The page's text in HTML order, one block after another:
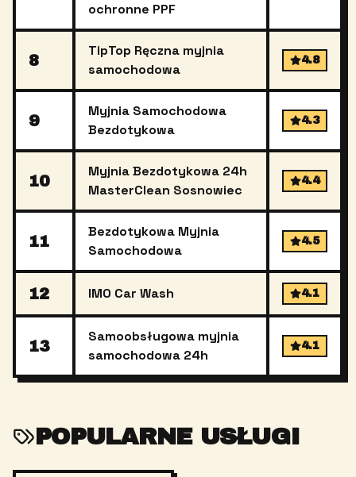
ochronne PPF
8
TipTop Ręczna myjnia
samochodowa
4.8
9
Myjnia Samochodowa
Bezdotykowa
4.3
10
Myjnia Bezdotykowa 24h
MasterClean Sosnowiec
4.4
11
Bezdotykowa Myjnia
Samochodowa
4.5
12 IMO Car Wash 4.1
13
Samoobsługowa myjnia
samochodowa 24h
4.1
POPULARNE USŁUGI